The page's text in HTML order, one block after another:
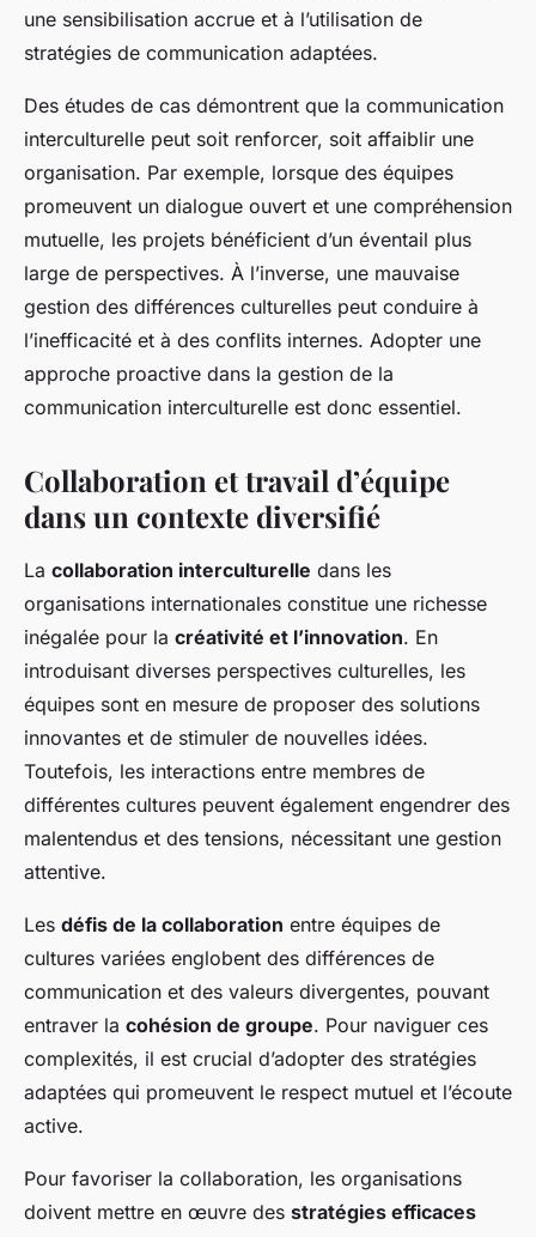
une sensibilisation accrue et à l’utilisation de
stratégies de communication adaptées.
Des études de cas démontrent que la communication
interculturelle peut soit renforcer, soit affaiblir une
organisation. Par exemple, lorsque des équipes
promeuvent un dialogue ouvert et une compréhension
mutuelle, les projets bénéficient d’un éventail plus
large de perspectives. À l’inverse, une mauvaise
gestion des différences culturelles peut conduire à
l’inefficacité et à des conflits internes. Adopter une
approche proactive dans la gestion de la
communication interculturelle est donc essentiel.
Collaboration et travail d’équipe
dans un contexte diversifié
La collaboration interculturelle dans les
organisations internationales constitue une richesse
inégalée pour la créativité et l’innovation. En
introduisant diverses perspectives culturelles, les
équipes sont en mesure de proposer des solutions
innovantes et de stimuler de nouvelles idées.
Toutefois, les interactions entre membres de
différentes cultures peuvent également engendrer des
malentendus et des tensions, nécessitant une gestion
attentive.
Les défis de la collaboration entre équipes de
cultures variées englobent des différences de
communication et des valeurs divergentes, pouvant
entraver la cohésion de groupe. Pour naviguer ces
complexités, il est crucial d’adopter des stratégies
adaptées qui promeuvent le respect mutuel et l’écoute
active.
Pour favoriser la collaboration, les organisations
doivent mettre en œuvre des stratégies efficaces